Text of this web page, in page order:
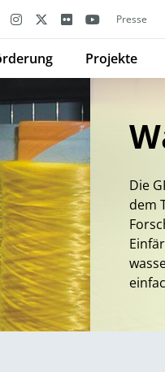
Presse
Projekte
Die
dem